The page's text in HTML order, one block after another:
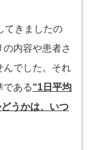
てきましたの
内容や患者さ
んでした。それ
である“1日平均
うかは、いつ